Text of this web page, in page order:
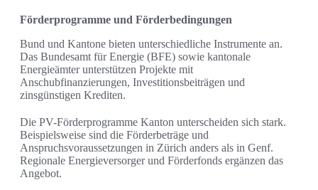
Förderprogramme und Förderbedingungen
Bund und Kantone bieten unterschiedliche Instrumente an.
Das Bundesamt für Energie (BFE) sowie kantonale
Energieämter unterstützen Projekte mit
Anschubfinanzierungen, Investitionsbeiträgen und
zinsgünstigen Krediten.
Die PV-Förderprogramme Kanton unterscheiden sich stark.
Beispielsweise sind die Förderbeträge und
Anspruchsvoraussetzungen in Zürich anders als in Genf.
Regionale Energieversorger und Förderfonds ergänzen das
Angebot.